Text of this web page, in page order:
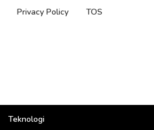
Privacy Policy TOS
Teknologi